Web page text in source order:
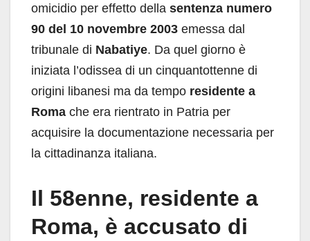
omicidio per effetto della sentenza numero
90 del 10 novembre 2003 emessa dal
tribunale di Nabatiye. Da quel giorno è
iniziata l’odissea di un cinquantottenne di
origini libanesi ma da tempo residente a
Roma che era rientrato in Patria per
acquisire la documentazione necessaria per
la cittadinanza italiana.
Il 58enne, residente a
Roma, è accusato di